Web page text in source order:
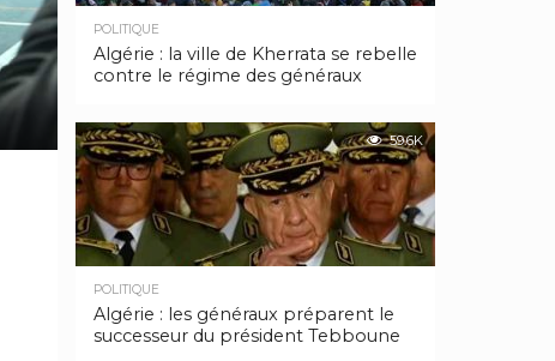
POLITIQUE
Algérie : la ville de Kherrata se rebelle
contre le régime des généraux
59.6K
POLITIQUE
Algérie : les généraux préparent le
successeur du président Tebboune